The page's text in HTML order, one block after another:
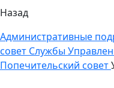
Назад
Административные
совет Службы
Попечительский совет